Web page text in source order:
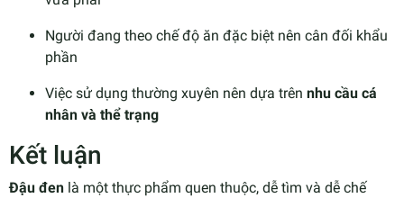
Người đang theo chế độ ăn đặc biệt nên cân đối khẩu
phần
Việc sử dụng thường xuyên nên dựa trên nhu cầu cá
nhân và thể trạng
Kết luận
Đậu đen là một thực phẩm quen thuộc, dễ tìm và dễ chế